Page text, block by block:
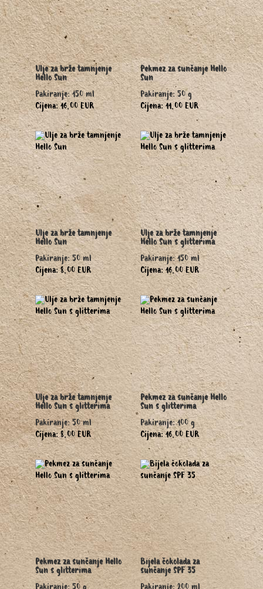
Ulje za brže tamnjenje
Hello Sun
Pakiranje: 150 ml
Cijena: 16,00 EUR
Pekmez za sunčanje Hello
Sun
Pakiranje: 50 g
Cijena: 11,00 EUR
Ulje za brže tamnjenje
Hello Sun
Pakiranje: 50 ml
Cijena: 8,00 EUR
Ulje za brže tamnjenje
Hello Sun s glitterima
Pakiranje: 150 ml
Cijena: 16,00 EUR
Ulje za brže tamnjenje
Hello Sun s glitterima
Pakiranje: 50 ml
Cijena: 8,00 EUR
Pekmez za sunčanje Hello
Sun s glitterima
Pakiranje: 100 g
Cijena: 16,00 EUR
Pekmez za sunčanje Hello
Sun s glitterima
Bijela čokolada za
sunčanje SPF 35